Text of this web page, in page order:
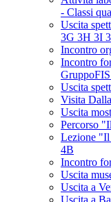
- Classi
Uscita
3G 3H 3I
Incontro
Incontro
Uscita
Visita
Uscita
Percorso
Lezione "Il
4B
Incontro
Uscita
Uscita a